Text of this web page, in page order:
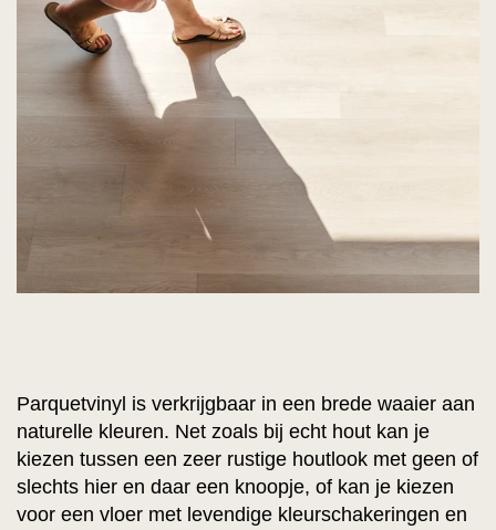
Parquetvinyl is verkrijgbaar in een brede waaier aan
naturelle kleuren. Net zoals bij echt hout kan je
kiezen tussen een zeer rustige houtlook met geen of
slechts hier en daar een knoopje, of kan je kiezen
voor een vloer met levendige kleurschakeringen en